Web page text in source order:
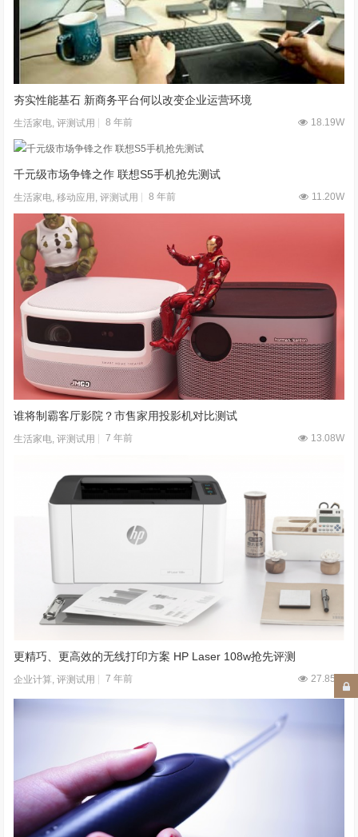
夯实性能基石 新商务平台何以改变企业运营环境
生活家电,评测试用 8 年前 18.19W
千元级市场争锋之作 联想S5手机抢先测试
生活家电,移动应用 ,评测试用 8 年前 11.20W
谁将制霸客厅影院？市售家用投影机对比测试
生活家电 ,评测试用 7 年前 13.08W
更精巧、更高效的无线打印方案 HP Laser 108w抢先评测
企业计算,评测试用 7 年前 27.85W